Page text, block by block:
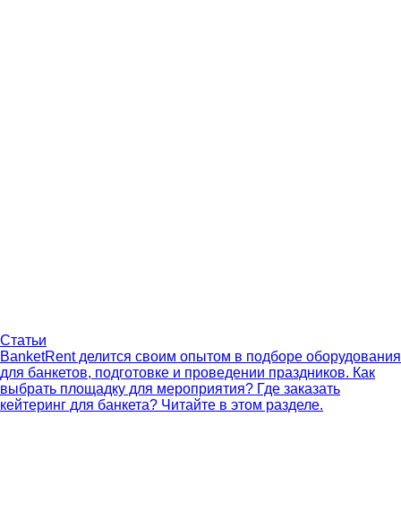
Статьи
BanketRent делится своим опытом в подборе оборудования
для банкетов, подготовке и проведении праздников. Как
выбрать площадку для мероприятия? Где заказать
кейтеринг для банкета? Читайте в этом разделе.